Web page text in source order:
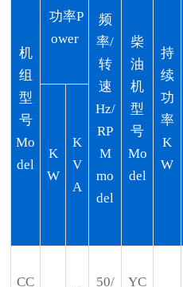
机
组
型
号
Mo
del
功率P
ower
频
率/
转
速
Hz/
RP
M
mo
del
柴
油
机
型
号
Mo
del
持
续
功
率
K
W
K
W
K
V
A
CC
50/
YC